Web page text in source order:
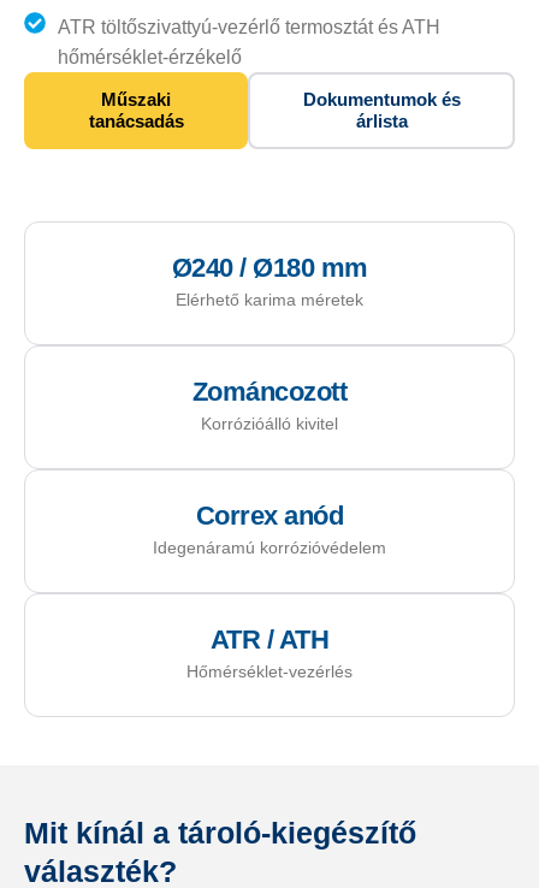
ATR töltőszivattyú-vezérlő termosztát és ATH
hőmérséklet-érzékelő
Műszaki
tanácsadás
Dokumentumok és
árlista
Ø240 / Ø180 mm
Elérhető karima méretek
Zománcozott
Korrózióálló kivitel
Correx anód
Idegenáramú korrózióvédelem
ATR / ATH
Hőmérséklet-vezérlés
Mit kínál a tároló-kiegészítő
választék?